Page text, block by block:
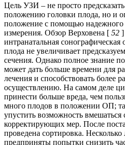
Цель УЗИ – не просто
положению головки плода, но и
положение с помощью надежного
измерения. Обзор Верховена [ 52 ]
интранатальная
плода не увеличивает
сечения. Однако полное знание
может дать больше времени для
лечения и способствовать более
осуществлению. На самом деле
принести больше вреда, чем
много плодов в положении ОП;
упустить возможность
корректирующих мер. После
проведена сортировка. Несколько
предприняты попытки снизить